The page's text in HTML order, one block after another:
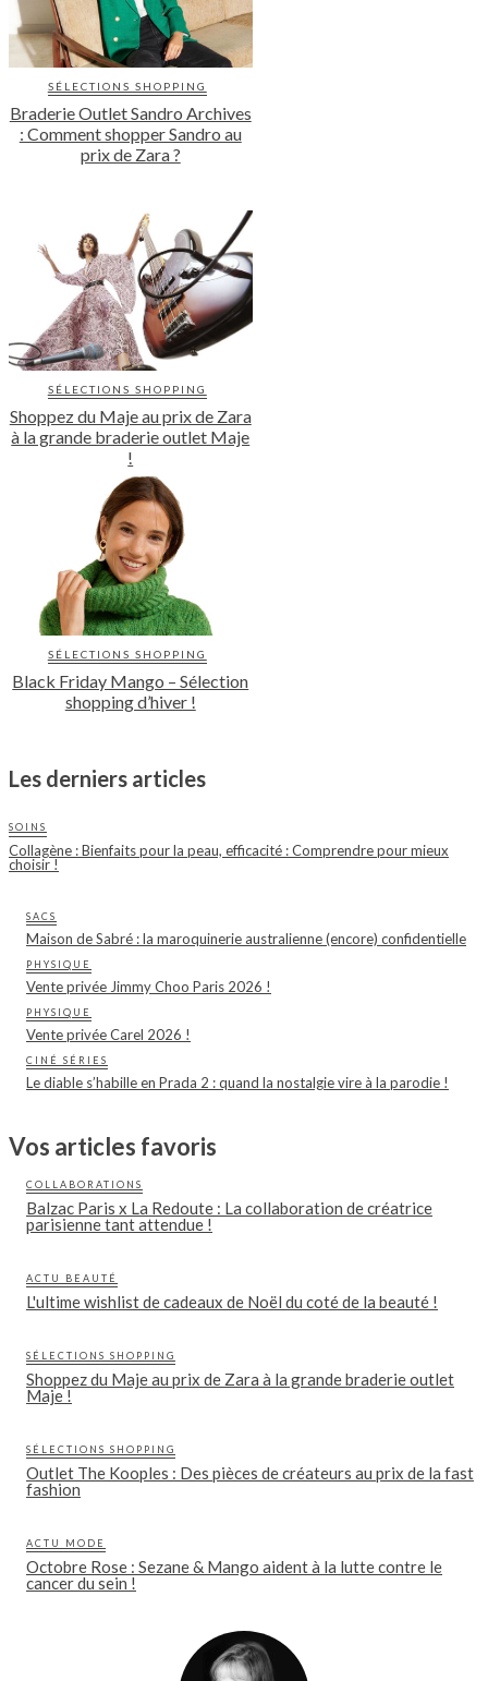
SÉLECTIONS SHOPPING
Braderie Outlet Sandro Archives
: Comment shopper Sandro au
prix de Zara ?
SÉLECTIONS SHOPPING
Shoppez du Maje au prix de Zara
à la grande braderie outlet Maje
!
SÉLECTIONS SHOPPING
Black Friday Mango – Sélection
shopping d’hiver !
Les derniers articles
SOINS
Collagène : Bienfaits pour la peau, efficacité : Comprendre pour mieux
choisir !
SACS
Maison de Sabré : la maroquinerie australienne (encore) confidentielle
PHYSIQUE
Vente privée Jimmy Choo Paris 2026 !
PHYSIQUE
Vente privée Carel 2026 !
CINÉ SÉRIES
Le diable s’habille en Prada 2 : quand la nostalgie vire à la parodie !
Vos articles favoris
COLLABORATIONS
Balzac Paris x La Redoute : La collaboration de créatrice
parisienne tant attendue !
ACTU BEAUTÉ
L'ultime wishlist de cadeaux de Noël du coté de la beauté !
SÉLECTIONS SHOPPING
Shoppez du Maje au prix de Zara à la grande braderie outlet
Maje !
SÉLECTIONS SHOPPING
Outlet The Kooples : Des pièces de créateurs au prix de la fast
fashion
ACTU MODE
Octobre Rose : Sezane & Mango aident à la lutte contre le
cancer du sein !